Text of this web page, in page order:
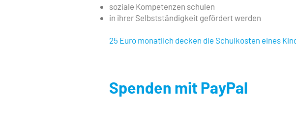
soziale Kompetenzen schulen
in ihrer Selbstständigkeit gefördert werden
25 Euro monatlich decken die Schulkosten eines
Spenden mit PayPal